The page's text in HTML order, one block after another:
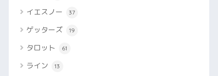
イエスノー 37
ゲッターズ 19
タロット 61
ライン 13